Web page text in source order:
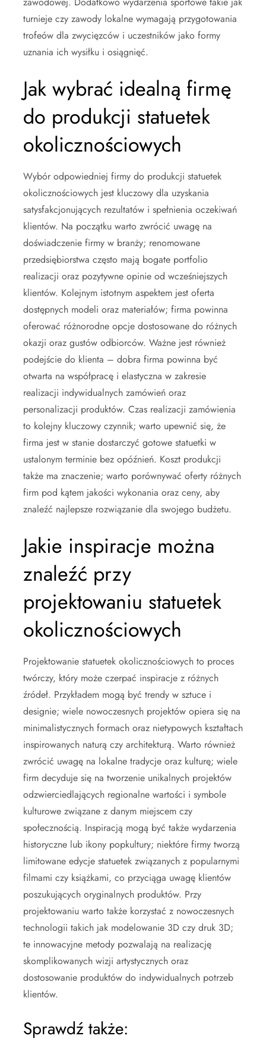
turnieje czy zawody lokalne wymagają przygotowania
trofeów dla zwycięzców i uczestników jako formy
uznania ich wysiłku i osiągnięć.
Jak wybrać idealną firmę
do produkcji statuetek
okolicznościowych
Wybór odpowiedniej firmy do produkcji statuetek
okolicznościowych jest kluczowy dla uzyskania
satysfakcjonujących rezultatów i spełnienia oczekiwań
klientów. Na początku warto zwrócić uwagę na
doświadczenie firmy w branży; renomowane
przedsiębiorstwa często mają bogate portfolio
realizacji oraz pozytywne opinie od wcześniejszych
klientów. Kolejnym istotnym aspektem jest oferta
dostępnych modeli oraz materiałów; firma powinna
oferować różnorodne opcje dostosowane do różnych
okazji oraz gustów odbiorców. Ważne jest również
podejście do klienta – dobra firma powinna być
otwarta na współpracę i elastyczna w zakresie
realizacji indywidualnych zamówień oraz
personalizacji produktów. Czas realizacji zamówienia
to kolejny kluczowy czynnik; warto upewnić się, że
firma jest w stanie dostarczyć gotowe statuetki w
ustalonym terminie bez opóźnień. Koszt produkcji
także ma znaczenie; warto porównywać oferty różnych
firm pod kątem jakości wykonania oraz ceny, aby
znaleźć najlepsze rozwiązanie dla swojego budżetu.
Jakie inspiracje można
znaleźć przy
projektowaniu statuetek
okolicznościowych
Projektowanie statuetek okolicznościowych to proces
twórczy, który może czerpać inspiracje z różnych
źródeł. Przykładem mogą być trendy w sztuce i
designie; wiele nowoczesnych projektów opiera się na
minimalistycznych formach oraz nietypowych kształtach
inspirowanych naturą czy architekturą. Warto również
zwrócić uwagę na lokalne tradycje oraz kulturę; wiele
firm decyduje się na tworzenie unikalnych projektów
odzwierciedlających regionalne wartości i symbole
kulturowe związane z danym miejscem czy
społecznością. Inspiracją mogą być także wydarzenia
historyczne lub ikony popkultury; niektóre firmy tworzą
limitowane edycje statuetek związanych z popularnymi
filmami czy książkami, co przyciąga uwagę klientów
poszukujących oryginalnych produktów. Przy
projektowaniu warto także korzystać z nowoczesnych
technologii takich jak modelowanie 3D czy druk 3D;
te innowacyjne metody pozwalają na realizację
skomplikowanych wizji artystycznych oraz
dostosowanie produktów do indywidualnych potrzeb
klientów.
Sprawdź także: